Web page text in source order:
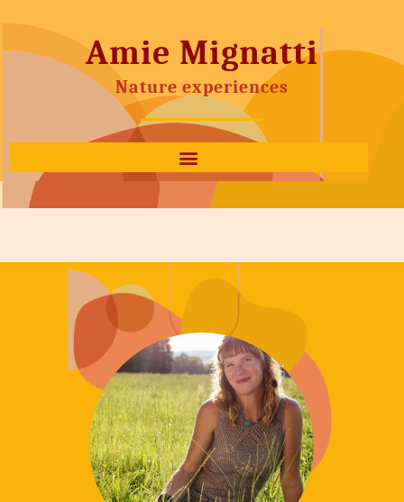
Amie Mignatti
Nature experiences